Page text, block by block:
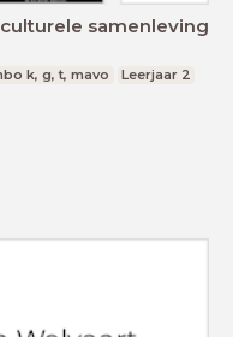
samenleving
k, g, t, mavo Leerjaar 2